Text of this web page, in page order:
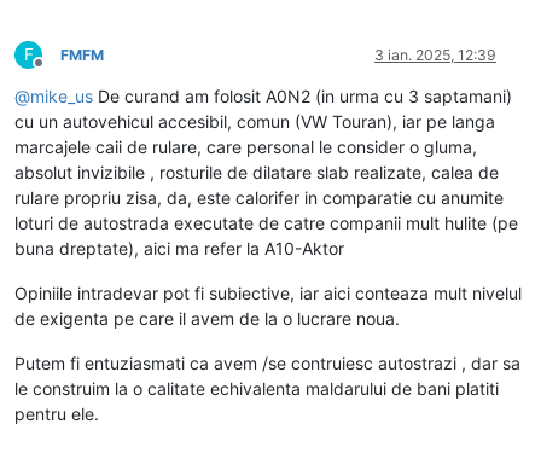
F
Deconectat
FMFM 3 ian. 2025, 12:39
@mike_us De curand am folosit A0N2 (in urma cu 3 saptamani)
cu un autovehicul accesibil, comun (VW Touran), iar pe langa
marcajele caii de rulare, care personal le consider o gluma,
absolut invizibile , rosturile de dilatare slab realizate, calea de
rulare propriu zisa, da, este calorifer in comparatie cu anumite
loturi de autostrada executate de catre companii mult hulite (pe
buna dreptate), aici ma refer la A10-Aktor
Opiniile intradevar pot fi subiective, iar aici conteaza mult nivelul
de exigenta pe care il avem de la o lucrare noua.
Putem fi entuziasmati ca avem /se contruiesc autostrazi , dar sa
le construim la o calitate echivalenta maldarului de bani platiti
pentru ele.